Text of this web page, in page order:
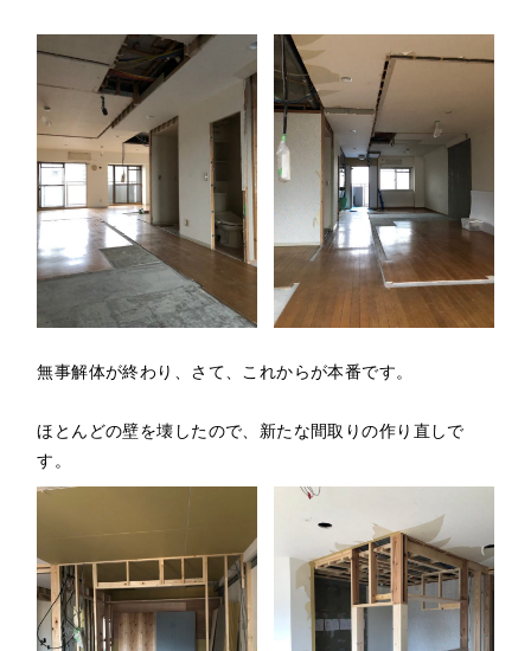
無事解体が終わり、さて、これからが本番です。
ほとんどの壁を壊したので、新たな間取りの作り直しで
す。